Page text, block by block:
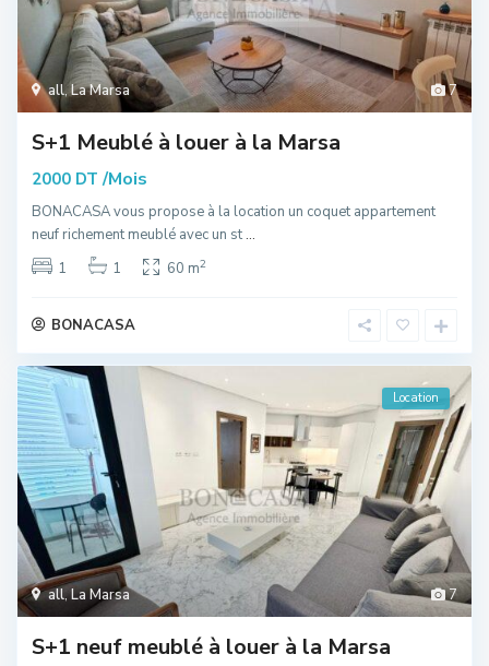
7
all,La Marsa
S+1 Meublé à louer à la Marsa
2000 DT /Mois
BONACASA vous propose à la location un coquet appartement
neuf richement meublé avec un st...
1
1 60 m2
BONACASA
7
all,La Marsa
Location
S+1 neuf meublé à louer à la Marsa